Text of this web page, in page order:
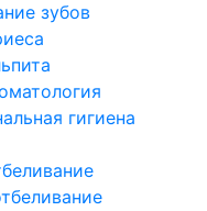
зубов
гигиена